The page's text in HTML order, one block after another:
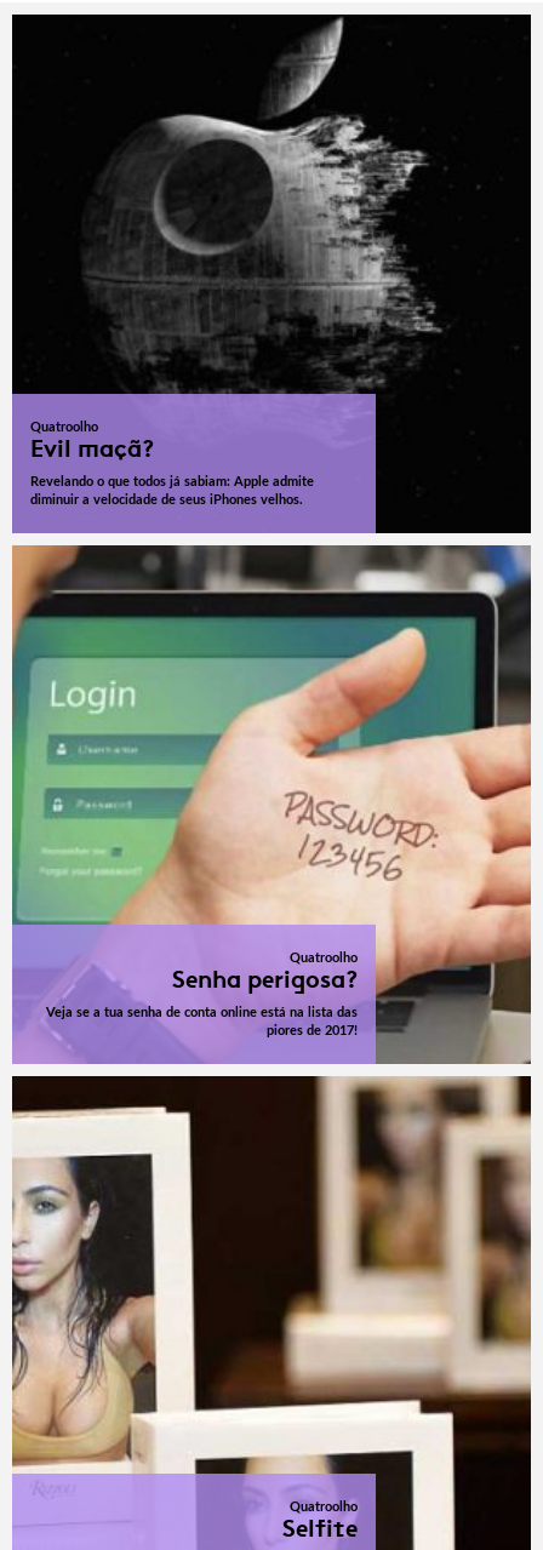
Quatroolho
Evil maçã?
Revelando o que todos já sabiam: Apple admite
diminuir a velocidade de seus iPhones velhos.
Quatroolho
Senha perigosa?
Veja se a tua senha de conta online está na lista das
piores de 2017!
Quatroolho
Selfite